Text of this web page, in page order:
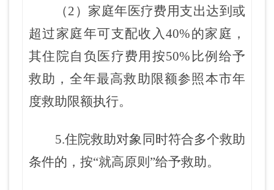
（2）家庭年医疗费用支出达到或
超过家庭年可支配收入40%的家庭，
其住院自负医疗费用按50% 比例给予
救助，全年最高救助限额参照本市年
度救助限额执行。
5.住院救助对象同时符合多个救助
条件的，按“就高原则”给予救助。